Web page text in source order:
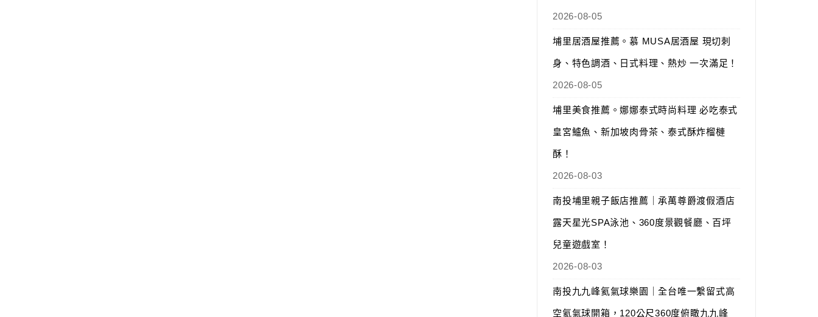
2026-08-05
埔里居酒屋推薦。慕 MUSA居酒屋 現切刺
身、特色調酒、日式料理、熱炒 一次滿足！
2026-08-05
埔里美食推薦。娜娜泰式時尚料理 必吃泰式
皇宮鱸魚、新加坡肉骨茶、泰式酥炸榴槤
酥！
2026-08-03
南投埔里親子飯店推薦｜承萬尊爵渡假酒店
露天星光SPA泳池、360度景觀餐廳、百坪
兒童遊戲室！
2026-08-03
南投九九峰氦氣球樂園｜全台唯一繫留式高
空氦氣球開箱，120公尺360度俯瞰九九峰